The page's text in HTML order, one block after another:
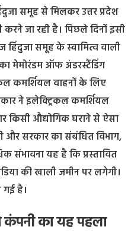
समूह से मिलकर उत्तर प्रदेश
जा रही है। पिछले दिनों इसी
हिंदुजा समूह के स्वामित्व वाली
मेमोरंडम ऑफ अंडरस्टैंडिंग
कमर्शियल वाहनों के लिए
ने इलेक्ट्रिकल कमर्शियल
किसी औद्योगिक घराने से ऐसा
सरकार का संबंधित विभाग,
संभावना यह है कि प्रस्तावित
की खाली जमीन पर लगेगी।
गई है।
कंपनी का यह पहला